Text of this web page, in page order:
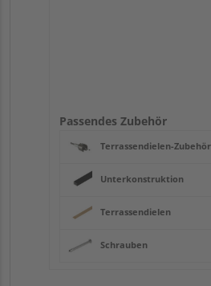
Passendes Zubehör
Terrassendielen-Zubehör
Unterkonstruktion
Terrassendielen
Schrauben